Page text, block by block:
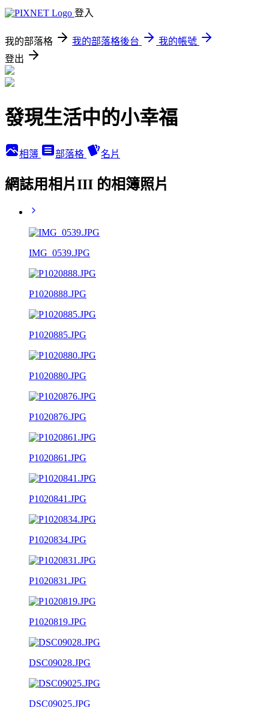
登入
我的部落格 我的部落格後台
我的帳號
登出
發現生活中的小幸福
相簿 部落格 名片
網誌用相片III 的相簿照片
IMG_0539.JPG
P1020888.JPG
P1020885.JPG
P1020880.JPG
P1020876.JPG
P1020861.JPG
P1020841.JPG
P1020834.JPG
P1020831.JPG
P1020819.JPG
DSC09028.JPG
DSC09025.JPG